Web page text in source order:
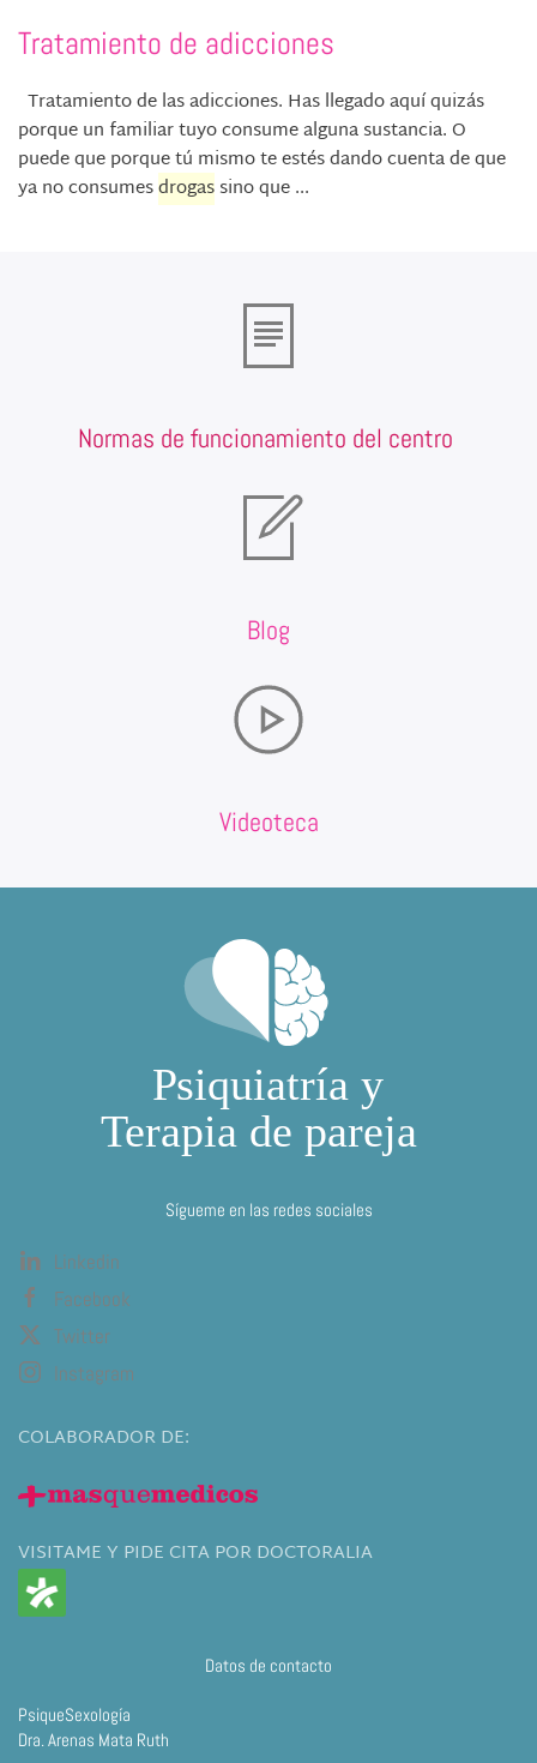
Tratamiento de adicciones
Tratamiento de las adicciones. Has llegado aquí quizás
porque un familiar tuyo consume alguna sustancia. O
puede que porque tú mismo te estés dando cuenta de que
ya no consumesdrogassino que ...
Normas de funcionamiento del centro
Blog
Videoteca
Sígueme en las redes sociales
Linkedin
Facebook
Twitter
Instagram
COLABORADOR DE:
VISITAME Y PIDE CITA POR DOCTORALIA
Datos de contacto
PsiqueSexología
Dra. Arenas Mata Ruth